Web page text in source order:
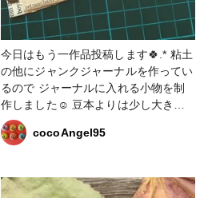
今日はもう一作品投稿します🍀.* 粘土
の他にジャンクジャーナルを作ってい
るので ジャーナルに入れる小物を制
作しました☺️ 豆本よりは少し大きめ
のミニジャーナルと ミニジャーナル
風チケット🎫です🍀.* アイデアは海外
💦洋書は適当に選んでます🙇‍♀️ 普段は
cocoAngel95